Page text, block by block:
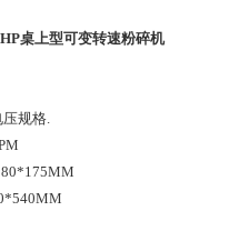
桌上型可变转速粉碎机
规格.